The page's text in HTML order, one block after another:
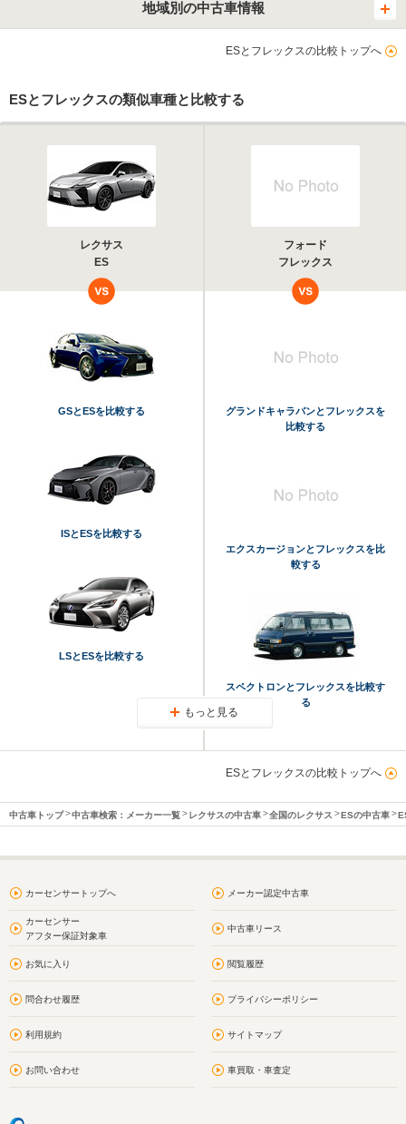
地域別の中古車情報
ESとフレックスの比較トップへ
ESとフレックスの類似車種と比較する
レクサス
ES
フォード
フレックス
GSとESを比較する
ISとESを比較する
LSとESを比較する
グランドキャラバンとフレックスを
比較する
エクスカージョンとフレックスを比
較する
スペクトロンとフレックスを比較す
る
もっと見る
ESとフレックスの比較トップへ
中古車トップ 中古車検索：メーカー一覧 レクサスの中古車 全国のレクサス ESの中古車
カーセンサートップへ メーカー認定中古車
カーセンサー
アフター保証対象車
中古車リース
お気に入り 閲覧履歴
問合わせ履歴 プライバシーポリシー
利用規約 サイトマップ
お問い合わせ 車買取・車査定